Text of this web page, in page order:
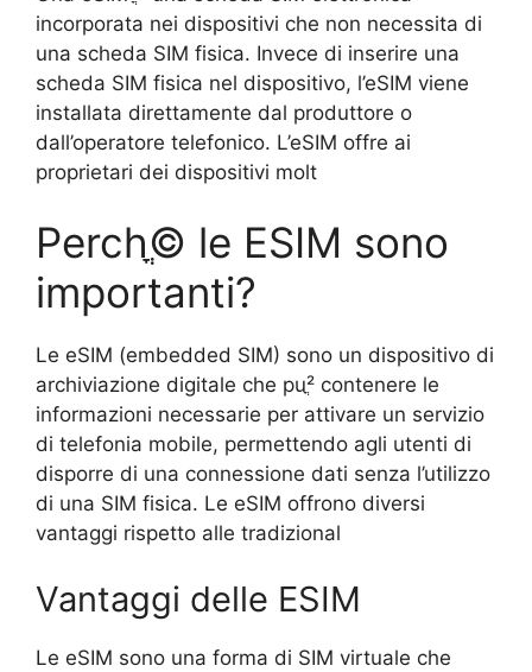
incorporata nei dispositivi che non necessita di
una scheda SIM fisica. Invece di inserire una
scheda SIM fisica nel dispositivo, l’eSIM viene
installata direttamente dal produttore o
dall’operatore telefonico. L’eSIM offre ai
proprietari dei dispositivi molt
Perchֳ© le ESIM sono
importanti?
Le eSIM (embedded SIM) sono un dispositivo di
archiviazione digitale che puֳ² contenere le
informazioni necessarie per attivare un servizio
di telefonia mobile, permettendo agli utenti di
disporre di una connessione dati senza l’utilizzo
di una SIM fisica. Le eSIM offrono diversi
vantaggi rispetto alle tradizional
Vantaggi delle ESIM
Le eSIM sono una forma di SIM virtuale che